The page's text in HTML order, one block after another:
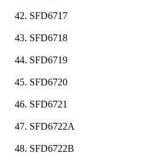
SFD6717
SFD6718
SFD6719
SFD6720
SFD6721
SFD6722A
SFD6722B